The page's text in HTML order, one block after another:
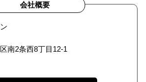
会社概要
南2条西8丁目12-1